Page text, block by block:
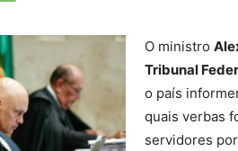
O ministro
Tribunal
o país
quais verbas
servidores